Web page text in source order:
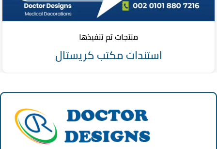
منتجات تم تنفيذها
استندات مكتب كريستال